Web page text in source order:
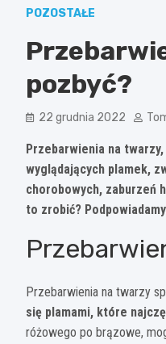
POZOSTAŁE
pozbyć?
22 grudnia 2022
Przebarwienia na
wyglądających plamek,
chorobowych, zaburzeń
to zrobić?
Przebarwienia na twarzy
się plamami, które
różowego po brązowe,